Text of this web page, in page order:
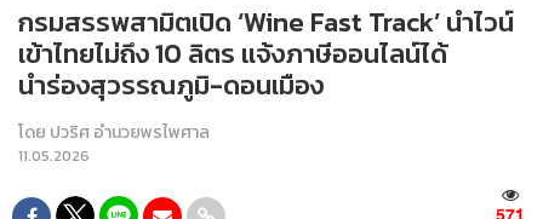
กรมสรรพสามิตเปิด ‘Wine Fast Track’ นำไวน์
เข้าไทยไม่ถึง 10 ลิตร แจ้งภาษีออนไลน์ได้
นำร่องสุวรรณภูมิ-ดอนเมือง
โดย ปวริศ อำนวยพรไพศาล
11.05.2026